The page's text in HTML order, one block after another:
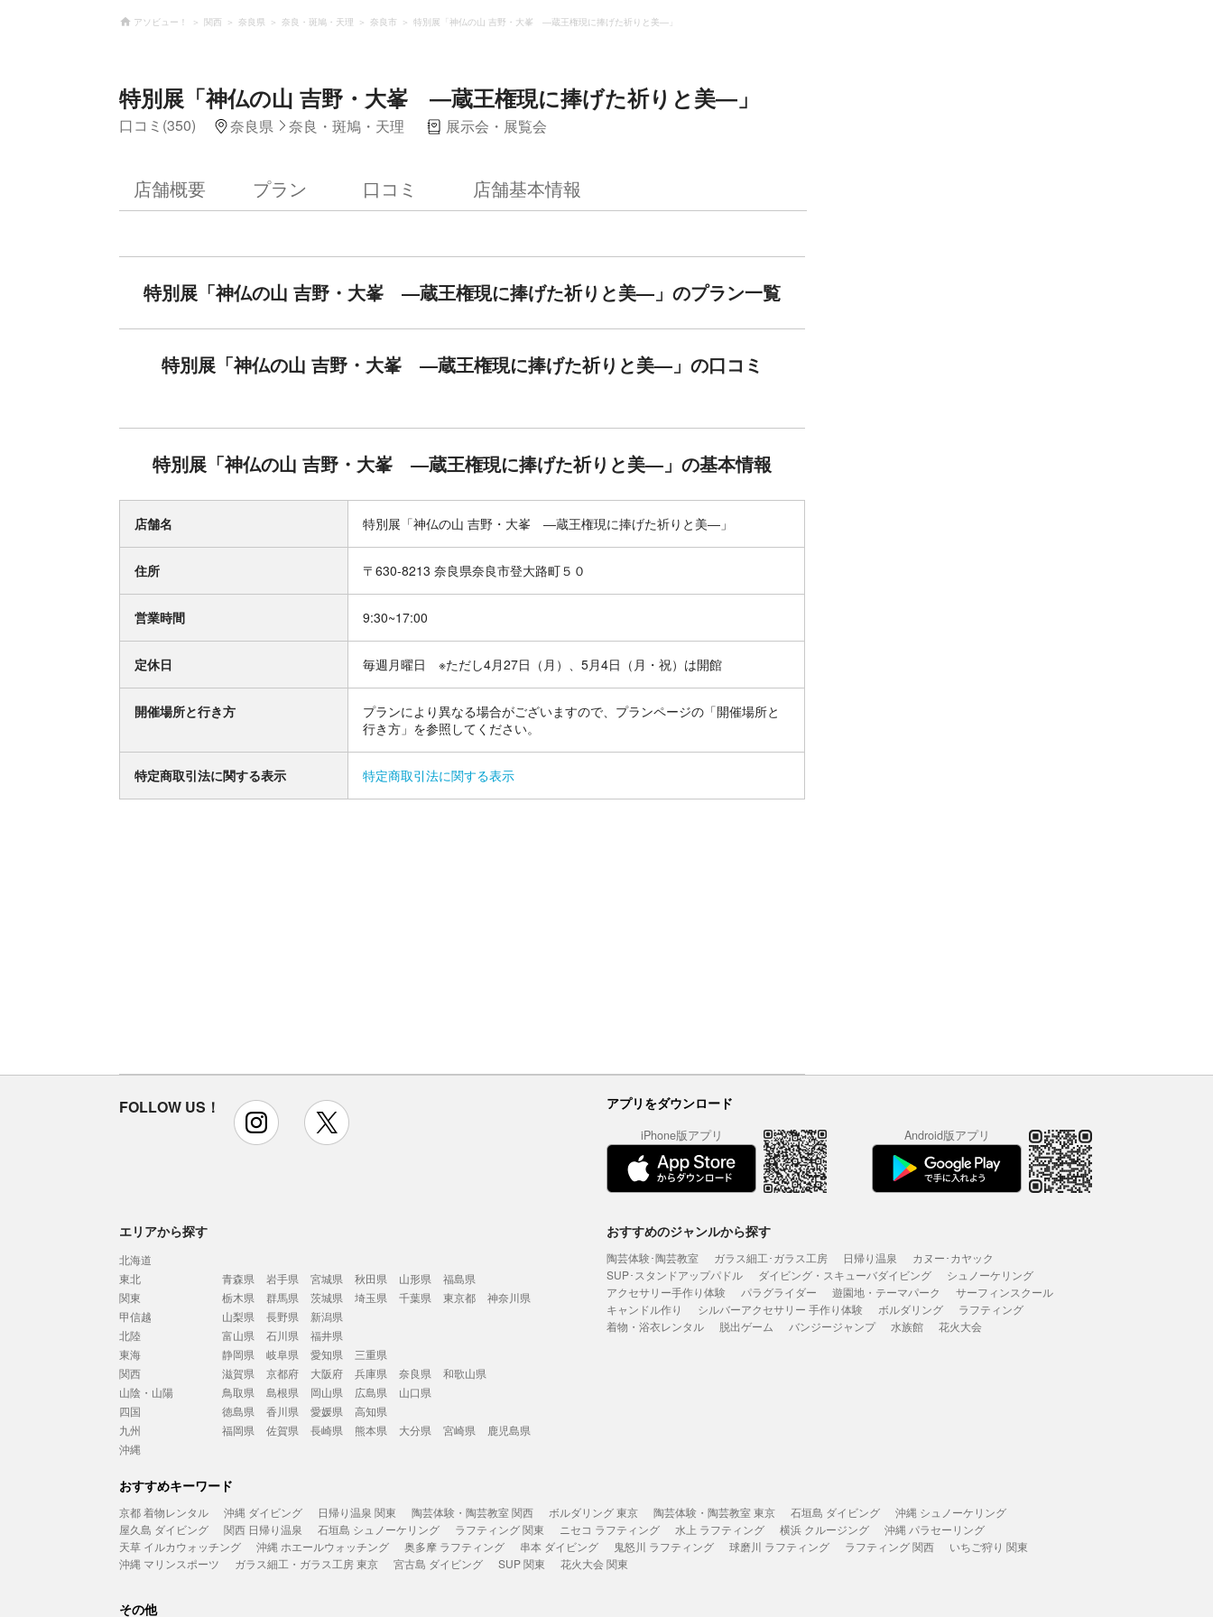
アソビュー！ 関西 奈良県 奈良・斑鳩・天理 奈良市 特別展「神仏の山 吉野・大峯 ―蔵王権現に捧げた祈りと美―」
特別展「神仏の山 吉野・大峯 ―蔵王権現に捧げた祈りと美―」
口コミ(350) 奈良県 奈良・斑鳩・天理 展示会・展覧会
店舗概要 プラン 口コミ 店舗基本情報
特別展「神仏の山 吉野・大峯 ―蔵王権現に捧げた祈りと美―」のプラン一覧
特別展「神仏の山 吉野・大峯 ―蔵王権現に捧げた祈りと美―」の口コミ
特別展「神仏の山 吉野・大峯 ―蔵王権現に捧げた祈りと美―」の基本情報
店舗名 特別展「神仏の山 吉野・大峯 ―蔵王権現に捧げた祈りと美―」
住所 〒630-8213 奈良県奈良市登大路町５０
営業時間 9:30~17:00
定休日 毎週月曜日 ※ただし4月27日（月）、5月4日（月・祝）は開館
開催場所と行き方
プランにより異なる場合がございますので、プランページの「開催場所と
行き方」を参照してください。
特定商取引法に関する表示 特定商取引法に関する表示
FOLLOW US！ instagram アプリをダウンロード
iPhone版アプリ Android版アプリ
エリアから探す
北海道
東北
青森県 岩手県 宮城県 秋田県 山形県
福島県
関東
栃木県 群馬県 茨城県 埼玉県 千葉県 東京都
神奈川県
甲信越
山梨県 長野県
新潟県
北陸
富山県 石川県
福井県
東海
静岡県 岐阜県 愛知県
三重県
関西
滋賀県 京都府 大阪府 兵庫県 奈良県
和歌山県
山陰・山陽
鳥取県 島根県 岡山県 広島県
山口県
四国
徳島県 香川県 愛媛県
高知県
九州
福岡県 佐賀県 長崎県 熊本県 大分県 宮崎県
鹿児島県
沖縄
おすすめのジャンルから探す
陶芸体験･陶芸教室 ガラス細工･ガラス工房 日帰り温泉
カヌー･カヤック
SUP･スタンドアップパドル
ダイビング・スキューバダイビング
シュノーケリング
アクセサリー手作り体験
パラグライダー 遊園地・テーマパーク
サーフィンスクール
キャンドル作り
シルバーアクセサリー 手作り体験 ボルダリング
ラフティング
着物・浴衣レンタル
脱出ゲーム バンジージャンプ 水族館 花火大会
おすすめキーワード
京都 着物レンタル 沖縄 ダイビング 日帰り温泉 関東 陶芸体験・陶芸教室 関西 ボルダリング 東京 陶芸体験・陶芸教室 東京 石垣島 ダイビング
沖縄 シュノーケリング
屋久島 ダイビング
関西 日帰り温泉 石垣島 シュノーケリング ラフティング 関東 ニセコ ラフティング 水上 ラフティング 横浜 クルージング
沖縄 パラセーリング
天草 イルカウォッチング
沖縄 ホエールウォッチング 奥多摩 ラフティング 串本 ダイビング 鬼怒川 ラフティング 球磨川 ラフティング ラフティング 関西
いちご狩り 関東
沖縄 マリンスポーツ
ガラス細工・ガラス工房 東京 宮古島 ダイビング SUP 関東 花火大会 関東
その他